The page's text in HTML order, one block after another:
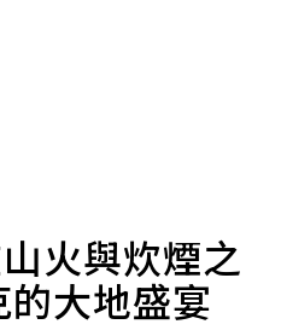
火與炊煙之
大地盛宴